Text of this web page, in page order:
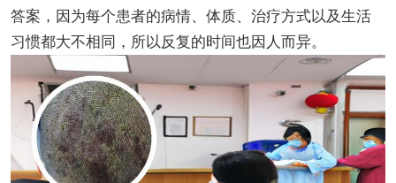
答案，因为每个患者的病情、体质、治疗方式以及生活
习惯都大不相同，所以反复的时间也因人而异。